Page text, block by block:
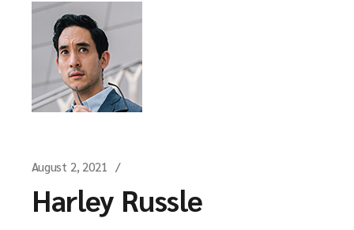
August 2, 2021
Harley Russle